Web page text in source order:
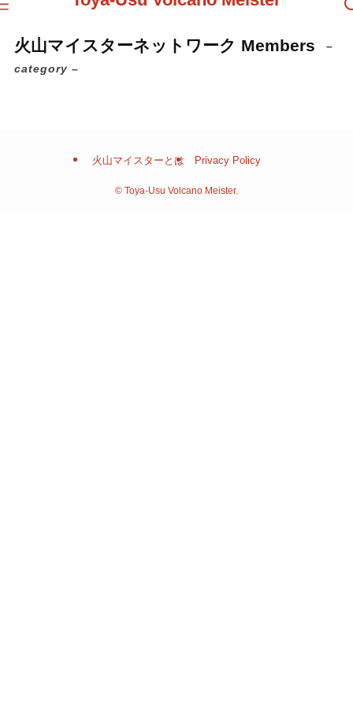
火山マイスターネットワーク Members
–
category –
火山マイスターとは Privacy Policy
© Toya-Usu Volcano Meister.